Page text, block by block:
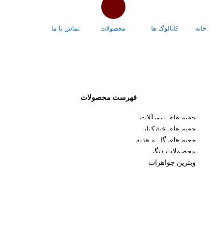
خانه کاتالوگ ها محصولات تماس با ما
فهرست محصولات
جعبه های زیورآلات
جعبه های خشکبار
جعبه های گل و هدیه
محصولات دیگر
ویترین جواهرات